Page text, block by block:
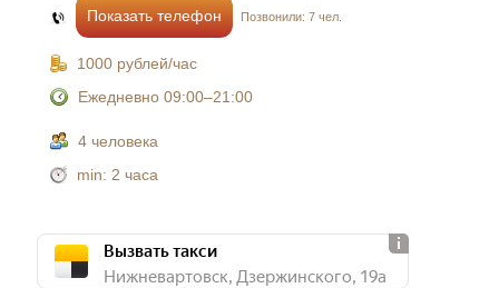
Показать телефон Позвонили: 7 чел.
1000 рублей/час
Ежедневно 09:00–21:00
4 человека
min: 2 часа
Вызвать такси
Нижневартовск, Дзержинского, 19а